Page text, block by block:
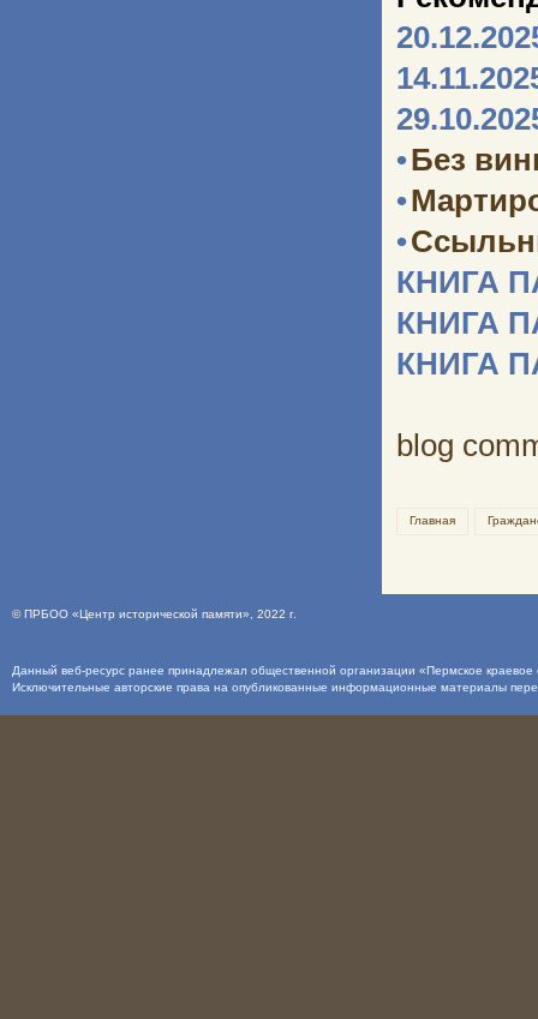
•Без
•
•
КНИГА
КНИГА
КНИГА
blog
Главная
©ПРБОО «Центр исторической памяти» , 2022 г.
Данный веб-ресурс ранее принадлежал общественной организации «Пермское
Исключительные авторские права на опубликованные информационные материалы